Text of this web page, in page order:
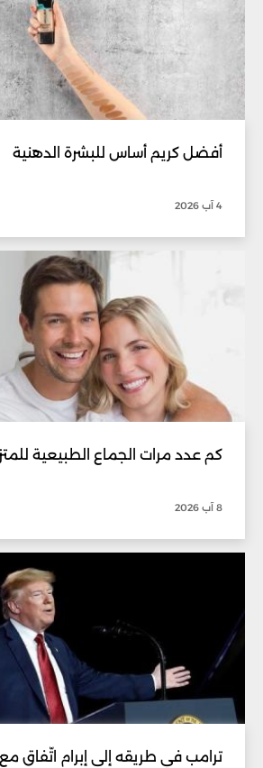
أفضل كريم أساس للبشرة الدهنية
4 آب 2026
كم عدد مرات الجماع الطبيعية
8 آب 2026
ترامب في طريقه إلى إبرام اتّفاق مع